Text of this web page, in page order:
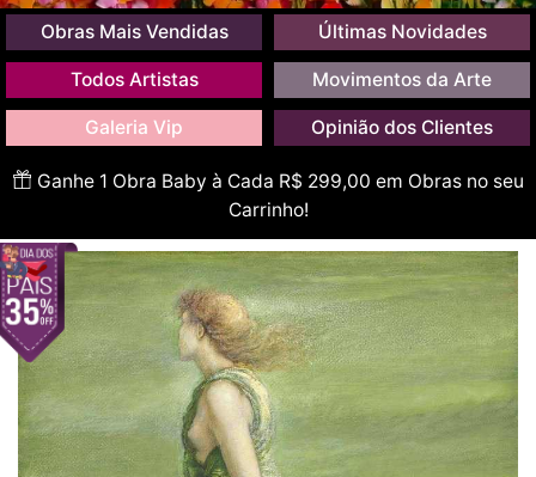
Obras Mais Vendidas Últimas Novidades
Todos Artistas Movimentos da Arte
Galeria Vip Opinião dos Clientes
Ganhe 1 Obra Baby à Cada R$ 299,00 em Obras no seu
Carrinho!